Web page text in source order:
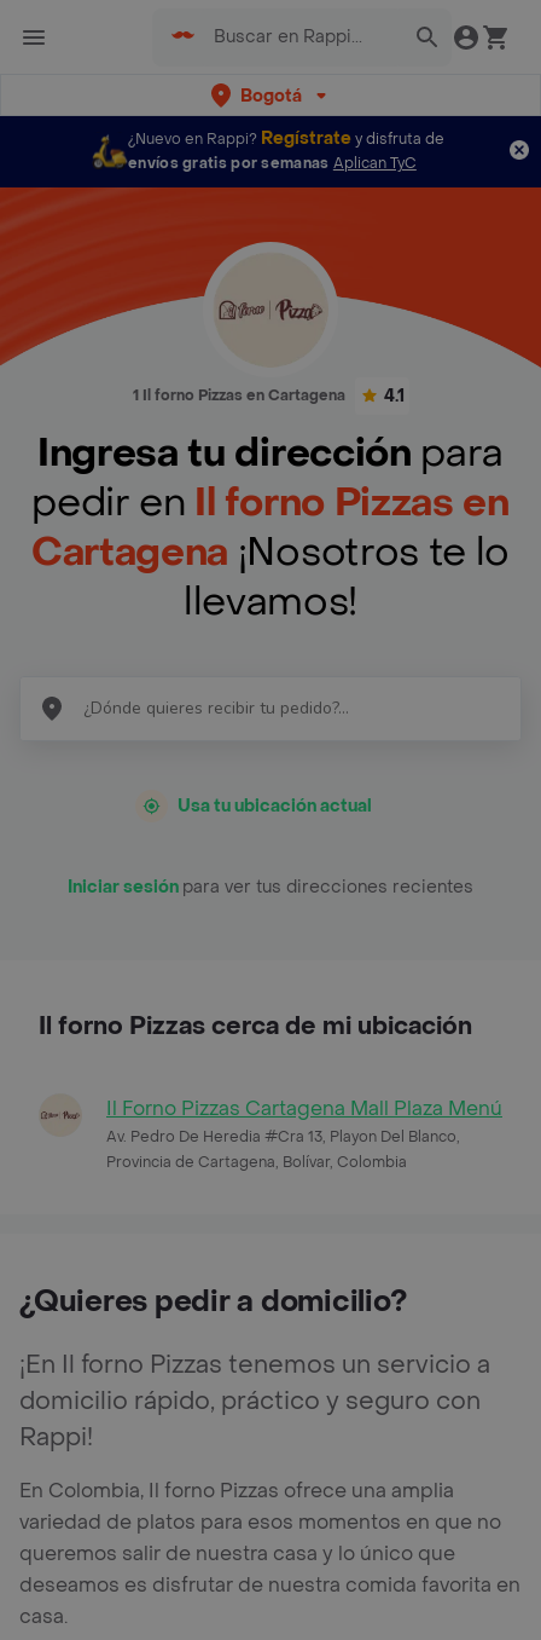
Bogotá
¿Nuevo en Rappi? Regístratey disfruta de
envíos gratis por semanas Aplican TyC
1 Il forno Pizzas en Cartagena 4.1
Ingresa tu dirección para
pedir en Il forno Pizzas en
Cartagena ¡Nosotros te lo
llevamos!
Usa tu ubicación actual
Iniciar sesión para ver tus direcciones recientes
Il forno Pizzas cerca de mi ubicación
Il Forno Pizzas Cartagena Mall Plaza Menú
Av. Pedro De Heredia #Cra 13, Playon Del Blanco,
Provincia de Cartagena, Bolívar, Colombia
¿Quieres pedir a domicilio?
¡En Il forno Pizzas tenemos un servicio a
domicilio rápido, práctico y seguro con
Rappi!
En Colombia, Il forno Pizzas ofrece una amplia
variedad de platos para esos momentos en que no
queremos salir de nuestra casa y lo único que
deseamos es disfrutar de nuestra comida favorita en
casa.